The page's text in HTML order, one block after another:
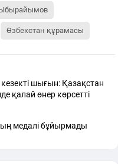
Өзбекстан құрамасы
шығын: Қазақстан
қалай өнер көрсетті
медалі бұйырмады